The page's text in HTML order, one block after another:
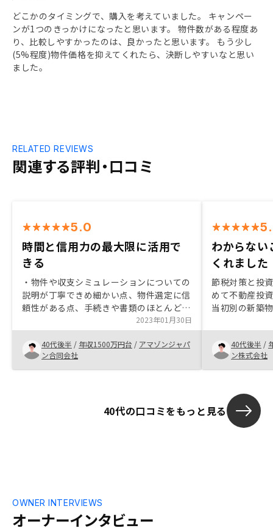
どこかのタイミングで、購入を考えていました。 キャンペー
ンが1つのきっかけになったと思います。 物件数がある程度あ
り、比較しやすかったのは、良かったと思います。 もう少し
(5%程度)物件価格を抑えてくれたら、決断しやすいなと思い
ました。
関連する評判・口コミ
RELATED REVIEWS
5.0
時間と信用力の最大限に活用で
きる
・物件や収支シミュレーションについての
説明が丁寧できめ細かい点、物件選定に信
頼性がある点、手続きや書類のほとんどが
オンライン対応可能な点、既に他社と進め
ていた案件も踏まえて契約スケジュールを
提案、推進いただけた点節税対策について
積極的にご提案いただければ幸いです。
2023年01月30日
40代後半 / 年収1500万円台 / アマゾンジャパ
ン合同会社
わからない
くれました
節税対策と投
めて不動産投
当初別の新築
イスを頂き、
した。 アプ
ることも決め
40代後半 /
ン株式会社
40代の口コミをもっと見る
オーナーインタビュー
OWNER INTERVIEWS